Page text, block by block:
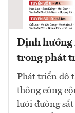
Định hướng
trong phát
Phát triển đô
thông công
lưới đường